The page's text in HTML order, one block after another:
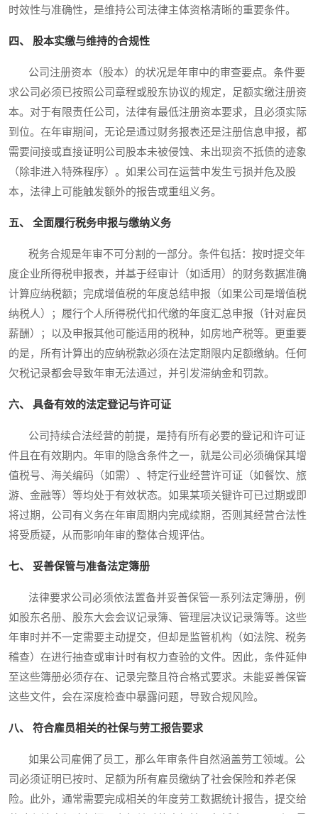
时效性与准确性，是维持公司法律主体资格清晰的重要条件。
四、 股本实缴与维持的合规性
公司注册资本（股本）的状况是年审中的审查要点。条件要
求公司必须已按照公司章程或股东协议的规定，足额实缴注册资
本。对于有限责任公司，法律有最低注册资本要求，且必须实际
到位。在年审期间，无论是通过财务报表还是注册信息申报，都
需要间接或直接证明公司股本未被侵蚀、未出现资不抵债的迹象
（除非进入特殊程序）。如果公司在运营中发生亏损并危及股
本，法律上可能触发额外的报告或重组义务。
五、 全面履行税务申报与缴纳义务
税务合规是年审不可分割的一部分。条件包括：按时提交年
度企业所得税申报表，并基于经审计（如适用）的财务数据准确
计算应纳税额；完成增值税的年度总结申报（如果公司是增值税
纳税人）；履行个人所得税代扣代缴的年度汇总申报（针对雇员
薪酬）；以及申报其他可能适用的税种，如房地产税等。更重要
的是，所有计算出的应纳税款必须在法定期限内足额缴纳。任何
欠税记录都会导致年审无法通过，并引发滞纳金和罚款。
六、 具备有效的法定登记与许可证
公司持续合法经营的前提，是持有所有必要的登记和许可证
件且在有效期内。年审的隐含条件之一，就是公司必须确保其增
值税号、海关编码（如需）、特定行业经营许可证（如餐饮、旅
游、金融等）等均处于有效状态。如果某项关键许可已过期或即
将过期，公司有义务在年审周期内完成续期，否则其经营合法性
将受质疑，从而影响年审的整体合规评估。
七、 妥善保管与准备法定簿册
法律要求公司必须依法置备并妥善保管一系列法定簿册，例
如股东名册、股东大会会议记录簿、管理层决议记录簿等。这些
年审时并不一定需要主动提交，但却是监管机构（如法院、税务
稽查）在进行抽查或审计时有权力查验的文件。因此，条件延伸
至这些簿册必须存在、记录完整且符合格式要求。未能妥善保管
这些文件，会在深度检查中暴露问题，导致合规风险。
八、 符合雇员相关的社保与劳工报告要求
如果公司雇佣了员工，那么年审条件自然涵盖劳工领域。公
司必须证明已按时、足额为所有雇员缴纳了社会保险和养老保
险。此外，通常需要完成相关的年度劳工数据统计报告，提交给